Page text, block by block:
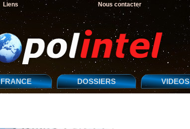
Liens Nous contacter
FRANCE DOSSIERS VIDEOS